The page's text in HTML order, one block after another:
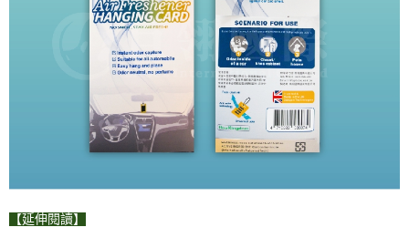
【延伸閱讀】